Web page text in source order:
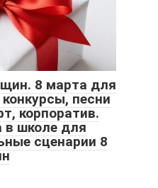
8 марта для
песни
корпоратив.
в школе для
сценарии 8